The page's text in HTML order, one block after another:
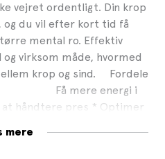
vejret ordentligt. Din krop
og du vil efter kort tid få
mental ro. Effektiv
virksom måde, hvormed
krop og sind. Fordele
Få mere energi i
at håndtere pres * Optimer
mere